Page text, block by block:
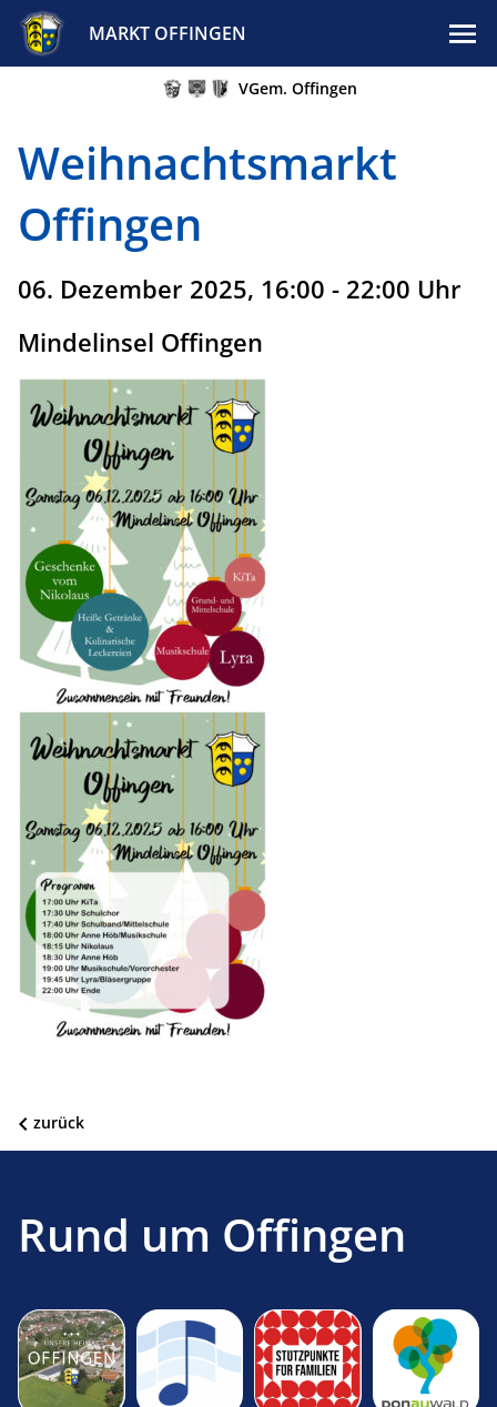
MARKT OFFINGEN
VGem. Offingen
Weihnachtsmarkt
Offingen
06. Dezember 2025, 16:00 - 22:00 Uhr
Mindelinsel Offingen
zurück
Rund um Offingen